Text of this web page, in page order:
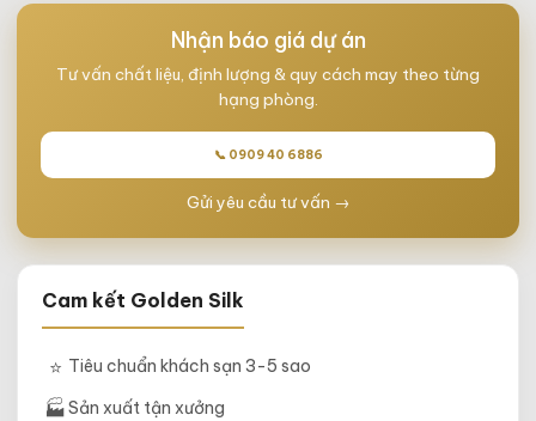
Nhận báo giá dự án
Tư vấn chất liệu, định lượng & quy cách may theo từng
hạng phòng.
📞 0909 40 6886
Gửi yêu cầu tư vấn →
Cam kết Golden Silk
⭐ Tiêu chuẩn khách sạn 3-5 sao
🏭Sản xuất tận xưởng